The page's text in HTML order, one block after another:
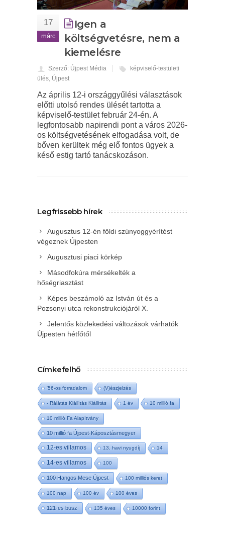
17
márc
Igen a
költségvetésre, nem a
kiemelésre
Szerző: Újpest Média
képviselő-testületi
ülés, Újpest
Az április 12-i országgyűlési választások
előtti utolsó rendes ülését tartotta a
képviselő-testület február 24-én. A
legfontosabb napirendi pont a város 2026-
os költségvetésének elfogadása volt, de
bőven kerültek még elő fontos ügyek a
késő estig tartó tanácskozáson.
Legfrissebb hírek
Augusztus 12-én földi szúnyoggyérítést
végeznek Újpesten
Augusztusi piaci körkép
Másodfokúra mérsékelték a
hőségriasztást
Képes beszámoló az István út és a
Pozsonyi utca rekonstrukciójáról X.
Jelentős közlekedési változások várhatók
Újpesten hétfőtől
Címkefelhő
'56-os forradalom (V)észjelzés
- Rálátás Kiállítás Kiállítás 1 év 10 millió fa
10 millió Fa Alapítvány
10 millió fa Újpest-Káposztásmegyer
12-es villamos 13. havi nyugdíj 14
14-es villamos 100
100 Hangos Mese Újpest 100 milliós keret
100 nap 100 év 100 éves
121-es busz 135 éves 10000 forint